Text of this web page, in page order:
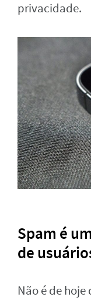
privacidade.
Spam é
de
Não é de